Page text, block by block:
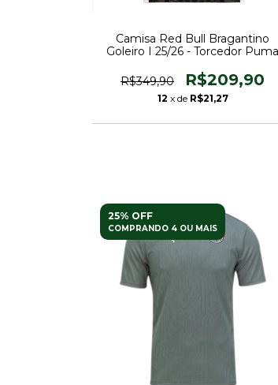
Camisa Red Bull Bragantino
Goleiro I 25/26 - Torcedor Puma
em cinza
R$349,90 R$209,90
12 x de R$21,27
25% OFF
COMPRANDO 4 OU MAIS